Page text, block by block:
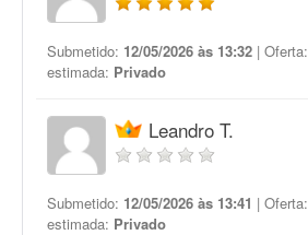
Submetido: 12/05/2026 às 13:32 | Oferta:
estimada: Privado
Leandro T.
Submetido: 12/05/2026 às 13:41 | Oferta:
estimada: Privado